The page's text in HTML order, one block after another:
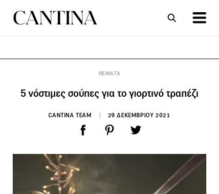
ΘΕΜΑΤΑ
5 νόστιμες σούπες για το γιορτινό τραπέζι
CANTINA TEAM 29 ΔΕΚΕΜΒΡΙΟΥ 2021